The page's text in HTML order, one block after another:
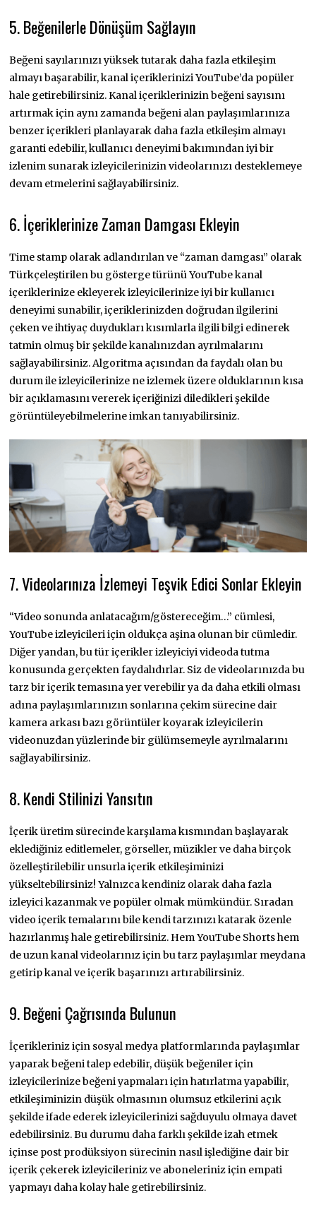
5. Beğenilerle Dönüşüm Sağlayın
Beğeni sayılarınızı yüksek tutarak daha fazla etkileşim
almayı başarabilir, kanal içeriklerinizi YouTube’da popüler
hale getirebilirsiniz. Kanal içeriklerinizin beğeni sayısını
artırmak için aynı zamanda beğeni alan paylaşımlarınıza
benzer içerikleri planlayarak daha fazla etkileşim almayı
garanti edebilir, kullanıcı deneyimi bakımından iyi bir
izlenim sunarak izleyicilerinizin videolarınızı desteklemeye
devam etmelerini sağlayabilirsiniz.
6.İçeriklerinize Zaman Damgası Ekleyin
Time stamp olarak adlandırılan ve “zaman damgası” olarak
Türkçeleştirilen bu gösterge türünü YouTube kanal
içeriklerinize ekleyerek izleyicilerinize iyi bir kullanıcı
deneyimi sunabilir, içeriklerinizden doğrudan ilgilerini
çeken ve ihtiyaç duydukları kısımlarla ilgili bilgi edinerek
tatmin olmuş bir şekilde kanalınızdan ayrılmalarını
sağlayabilirsiniz. Algoritma açısından da faydalı olan bu
durum ile izleyicilerinize ne izlemek üzere olduklarının kısa
bir açıklamasını vererek içeriğinizi diledikleri şekilde
görüntüleyebilmelerine imkan tanıyabilirsiniz.
7. Videolarınıza İzlemeyi Teşvik Edici Sonlar Ekleyin
“Video sonunda anlatacağım/göstereceğim…” cümlesi,
YouTube izleyicileri için oldukça aşina olunan bir cümledir.
Diğer yandan, bu tür içerikler izleyiciyi videoda tutma
konusunda gerçekten faydalıdırlar. Siz de videolarınızda bu
tarz bir içerik temasına yer verebilir ya da daha etkili olması
adına paylaşımlarınızın sonlarına çekim sürecine dair
kamera arkası bazı görüntüler koyarak izleyicilerin
videonuzdan yüzlerinde bir gülümsemeyle ayrılmalarını
sağlayabilirsiniz.
8. Kendi Stilinizi Yansıtın
İçerik üretim sürecinde karşılama kısmından başlayarak
eklediğiniz editlemeler, görseller, müzikler ve daha birçok
özelleştirilebilir unsurla içerik etkileşiminizi
yükseltebilirsiniz! Yalnızca kendiniz olarak daha fazla
izleyici kazanmak ve popüler olmak mümkündür. Sıradan
video içerik temalarını bile kendi tarzınızı katarak özenle
hazırlanmış hale getirebilirsiniz. Hem YouTube Shorts hem
de uzun kanal videolarınız için bu tarz paylaşımlar meydana
getirip kanal ve içerik başarınızı artırabilirsiniz.
9. Beğeni Çağrısında Bulunun
İçerikleriniz için sosyal medya platformlarında paylaşımlar
yaparak beğeni talep edebilir, düşük beğeniler için
izleyicilerinize beğeni yapmaları için hatırlatma yapabilir,
etkileşiminizin düşük olmasının olumsuz etkilerini açık
şekilde ifade ederek izleyicilerinizi sağduyulu olmaya davet
edebilirsiniz. Bu durumu daha farklı şekilde izah etmek
içinse post prodüksiyon sürecinin nasıl işlediğine dair bir
içerik çekerek izleyicileriniz ve aboneleriniz için empati
yapmayı daha kolay hale getirebilirsiniz.